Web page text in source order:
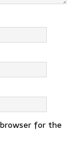
for the